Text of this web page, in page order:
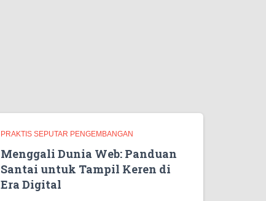
PRAKTIS SEPUTAR PENGEMBANGAN
Menggali Dunia Web: Panduan
Santai untuk Tampil Keren di
Era Digital